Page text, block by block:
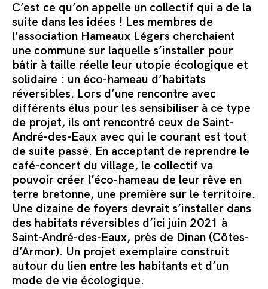
C’est ce qu’on appelle un collectif qui a de la
suite dans les idées ! Les membres de
l’association Hameaux Légers cherchaient
une commune sur laquelle s’installer pour
bâtir à taille réelle leur utopie écologique et
solidaire : un éco-hameau d’habitats
réversibles. Lors d’une rencontre avec
différents élus pour les sensibiliser à ce type
de projet, ils ont rencontré ceux de Saint-
André-des-Eaux avec qui le courant est tout
de suite passé. En acceptant de reprendre le
café-concert du village, le collectif va
pouvoir créer l’éco-hameau de leur rêve en
terre bretonne, une première sur le territoire.
Une dizaine de foyers devrait s’installer dans
des habitats réversibles d’ici juin 2021 à
Saint-André-des-Eaux, près de Dinan (Côtes-
d’Armor). Un projet exemplaire construit
autour du lien entre les habitants et d’un
mode de vie écologique.